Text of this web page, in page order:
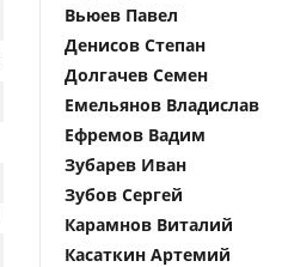
Вьюев Павел
Денисов Степан
Долгачев Семен
Емельянов Владислав
Ефремов Вадим
Зубарев Иван
Зубов Сергей
Карамнов Виталий
Касаткин Артемий